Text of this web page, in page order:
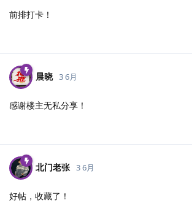
前排打卡！
晨晓 3 6月
感谢楼主无私分享！
北门老张 3 6月
好帖，收藏了！